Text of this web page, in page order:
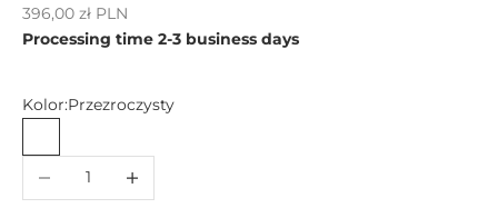
Sale price
396,00 zł PLN
Processing time 2-3 business days
Kolor:Przezroczysty
Decrease quantity